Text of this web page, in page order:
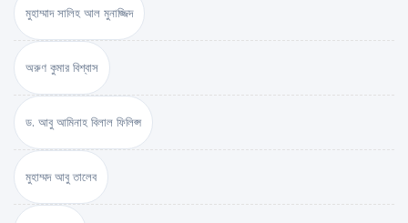
মুহাম্মাদ সালিহ আল মুনাজ্জিদ
অরুণ কুমার বিশ্বাস
ড. আবু আমিনাহ বিলাল ফিলিপ্স
মুহাম্মদ আবু তালেব